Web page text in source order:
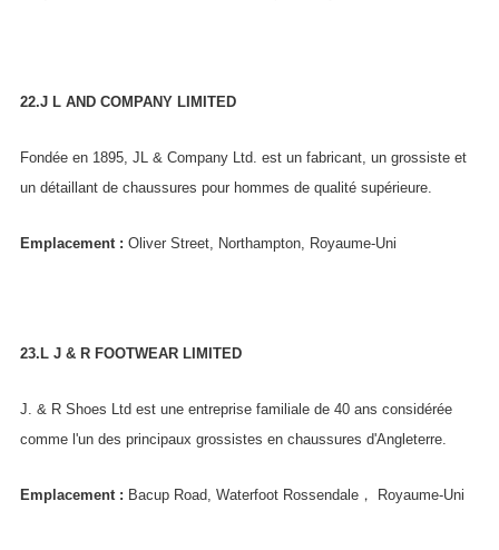
22.J L AND COMPANY LIMITED
Fondée en 1895, JL & Company Ltd. est un fabricant, un grossiste et
un détaillant de chaussures pour hommes de qualité supérieure.
Emplacement : Oliver Street, Northampton, Royaume-Uni
23.L J & R FOOTWEAR LIMITED
J. & R Shoes Ltd est une entreprise familiale de 40 ans considérée
comme l'un des principaux grossistes en chaussures d'Angleterre.
Emplacement : Bacup Road, Waterfoot Rossendale， Royaume-Uni